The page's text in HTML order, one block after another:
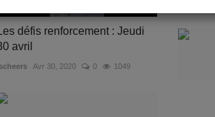
défis renforcement : Jeudi
avril
Avr 30, 2020 0 1049